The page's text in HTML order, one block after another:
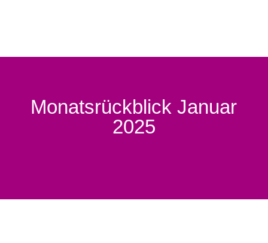
Monatsrückblick Januar
2025